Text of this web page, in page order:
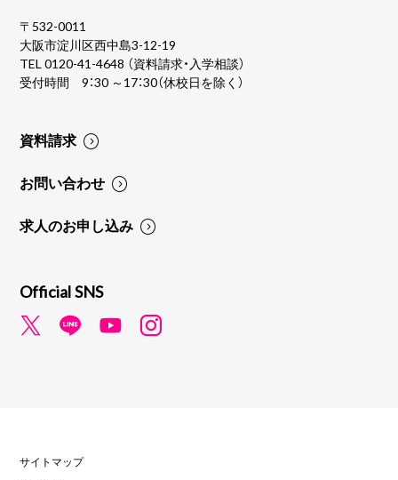
〒532-0011
大阪市淀川区西中島3-12-19
TEL0120-41-4648 （資料請求・入学相談）
受付時間 9：30 ～17：30（休校日を除く）
資料請求
お問い合わせ
求人のお申し込み
Official SNS
サイトマップ